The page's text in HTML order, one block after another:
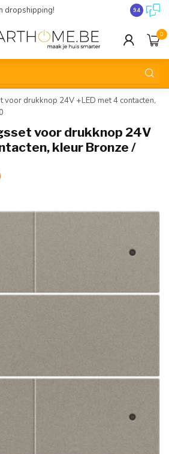
dropshipping! 9.4
0
drukknop 24V +LED met 4 contacten,
voor drukknop 24V
kleur Bronze /